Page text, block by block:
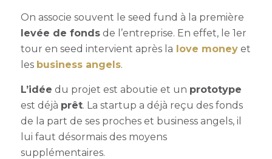
On associe souvent le seed fund à la première
levée de fondsde l’entreprise. En effet, le 1er
tour en seed intervient après la love moneyet
les business angels.
L’idée du projet est aboutie et un prototype
est déjà prêt. La startup a déjà reçu des fonds
de la part de ses proches et business angels, il
lui faut désormais des moyens
supplémentaires.